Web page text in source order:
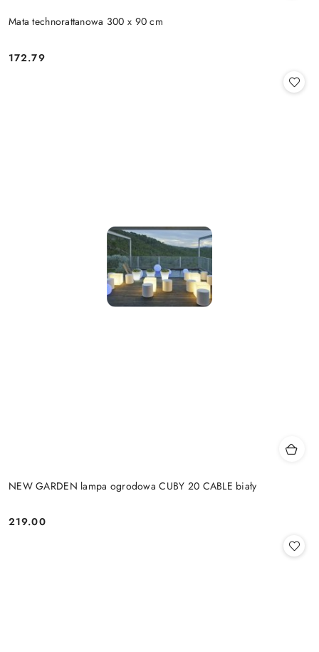
Mata technorattanowa 300 x 90 cm
Cena:
172.79
NEW GARDEN lampa ogrodowa CUBY 20 CABLE biały
Cena:
219.00